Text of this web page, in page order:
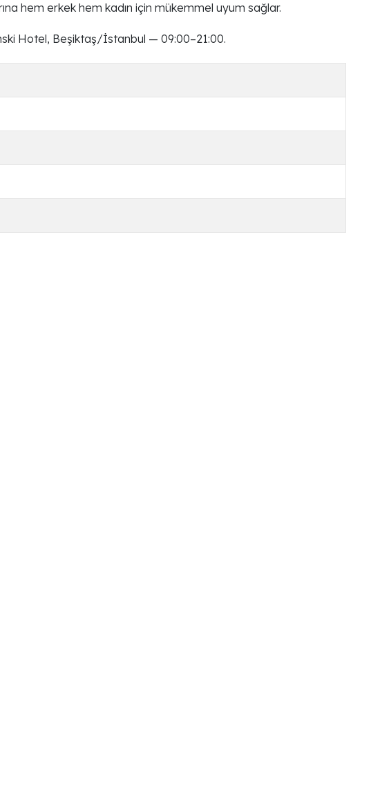
hem erkek hem kadın için mükemmel uyum sağlar.
Hotel, Beşiktaş/İstanbul — 09:00–21:00.